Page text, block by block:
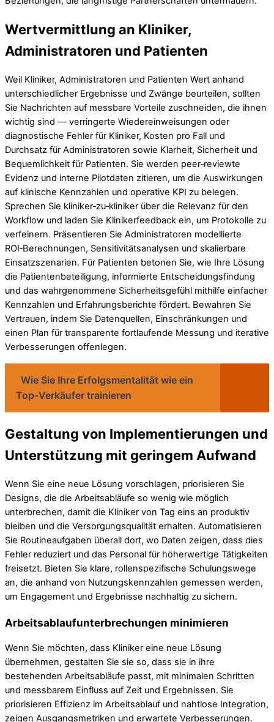
Wertvermittlung an Kliniker,
Administratoren und Patienten
Weil Kliniker, Administratoren und Patienten Wert anhand
unterschiedlicher Ergebnisse und Zwänge beurteilen, sollten
Sie Nachrichten auf messbare Vorteile zuschneiden, die ihnen
wichtig sind — verringerte Wiedereinweisungen oder
diagnostische Fehler für Kliniker, Kosten pro Fall und
Durchsatz für Administratoren sowie Klarheit, Sicherheit und
Bequemlichkeit für Patienten. Sie werden peer‑reviewte
Evidenz und interne Pilotdaten zitieren, um die Auswirkungen
auf klinische Kennzahlen und operative KPI zu belegen.
Sprechen Sie kliniker‑zu‑kliniker über die Relevanz für den
Workflow und laden Sie Klinikerfeedback ein, um Protokolle zu
verfeinern. Präsentieren Sie Administratoren modellierte
ROI‑Berechnungen, Sensitivitätsanalysen und skalierbare
Einsatzszenarien. Für Patienten betonen Sie, wie Ihre Lösung
die Patientenbeteiligung, informierte Entscheidungsfindung
und das wahrgenommene Sicherheitsgefühl mithilfe einfacher
Kennzahlen und Erfahrungsberichte fördert. Bewahren Sie
Vertrauen, indem Sie Datenquellen, Einschränkungen und
einen Plan für transparente fortlaufende Messung und iterative
Verbesserungen offenlegen.
Wie Sie Ihre Erfolgsmentalität wie ein
Top-Verkäufer trainieren
Gestaltung von Implementierungen und
Unterstützung mit geringem Aufwand
Wenn Sie eine neue Lösung vorschlagen, priorisieren Sie
Designs, die die Arbeitsabläufe so wenig wie möglich
unterbrechen, damit die Kliniker von Tag eins an produktiv
bleiben und die Versorgungsqualität erhalten. Automatisieren
Sie Routineaufgaben überall dort, wo Daten zeigen, dass dies
Fehler reduziert und das Personal für höherwertige Tätigkeiten
freisetzt. Bieten Sie klare, rollenspezifische Schulungswege
an, die anhand von Nutzungskennzahlen gemessen werden,
um Engagement und Ergebnisse nachhaltig zu sichern.
Arbeitsablaufunterbrechungen minimieren
Wenn Sie möchten, dass Kliniker eine neue Lösung
übernehmen, gestalten Sie sie so, dass sie in ihre
bestehenden Arbeitsabläufe passt, mit minimalen Schritten
und messbarem Einfluss auf Zeit und Ergebnissen. Sie
priorisieren Effizienz im Arbeitsablauf und nahtlose Integration,
zeigen Ausgangsmetriken und erwartete Verbesserungen.